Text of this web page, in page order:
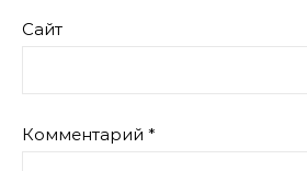
Сайт
Комментарий *